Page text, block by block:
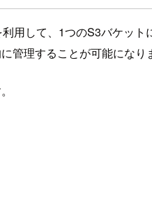
用して、1つのS3バケッ
管理することが可能になり